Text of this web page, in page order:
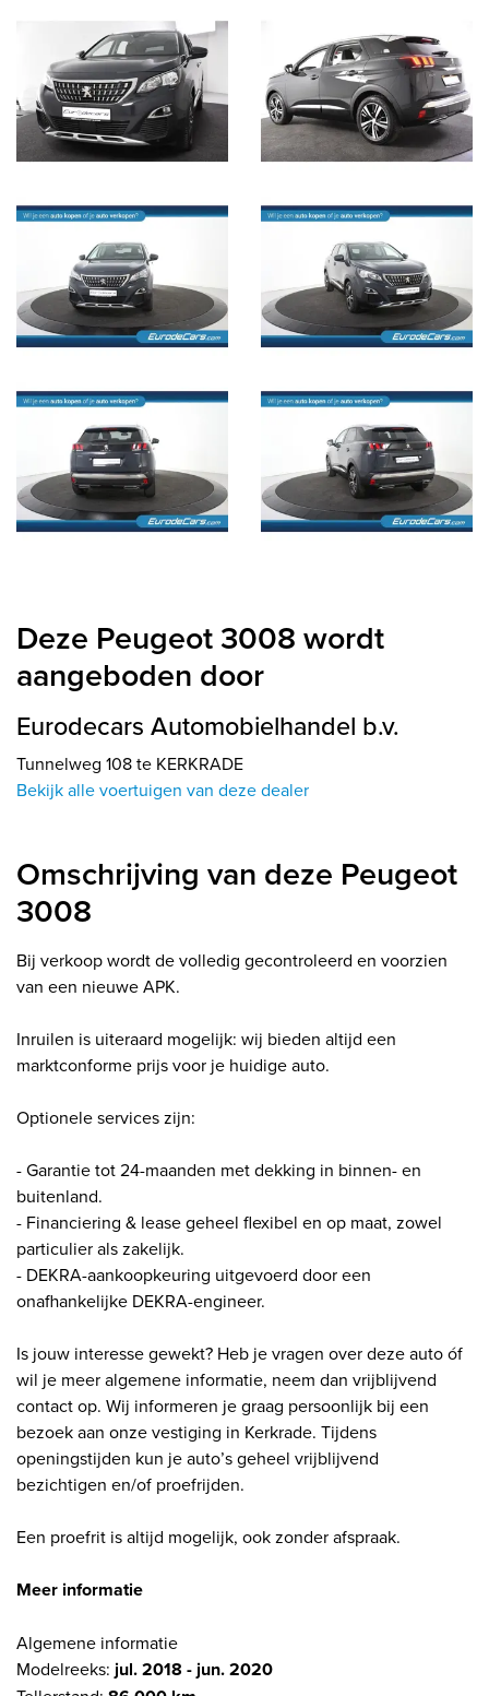
Deze Peugeot 3008 wordt
aangeboden door
Eurodecars Automobielhandel b.v.
Tunnelweg 108 te KERKRADE
Bekijk alle voertuigen van deze dealer
Omschrijving van deze Peugeot
3008
Bij verkoop wordt de volledig gecontroleerd en voorzien
van een nieuwe APK.
Inruilen is uiteraard mogelijk: wij bieden altijd een
marktconforme prijs voor je huidige auto.
Optionele services zijn:
- Garantie tot 24-maanden met dekking in binnen- en
buitenland.
- Financiering & lease geheel flexibel en op maat, zowel
particulier als zakelijk.
- DEKRA-aankoopkeuring uitgevoerd door een
onafhankelijke DEKRA-engineer.
Is jouw interesse gewekt? Heb je vragen over deze auto óf
wil je meer algemene informatie, neem dan vrijblijvend
contact op. Wij informeren je graag persoonlijk bij een
bezoek aan onze vestiging in Kerkrade. Tijdens
openingstijden kun je auto’s geheel vrijblijvend
bezichtigen en/of proefrijden.
Een proefrit is altijd mogelijk, ook zonder afspraak.
Meer informatie
Algemene informatie
Modelreeks: jul. 2018 - jun. 2020